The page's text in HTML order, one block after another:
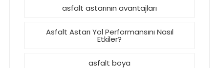
asfalt astarının avantajları
Asfalt Astarı Yol Performansını Nasıl
Etkiler?
asfalt boya